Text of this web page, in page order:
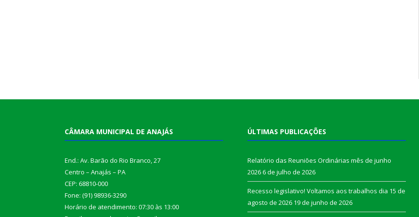
CÂMARA MUNICIPAL DE ANAJÁS
End.: Av. Barão do Rio Branco, 27
Centro – Anajás – PA
CEP: 68810-000
Fone: (91) 98936-3290
Horário de atendimento: 07:30 às 13:00
ÚLTIMAS PUBLICAÇÕES
Relatório das Reuniões Ordinárias mês de junho
20266 de julho de 2026
Recesso legislativo! Voltamos aos trabalhos dia 15 de
agosto de 2026 19 de junho de 2026